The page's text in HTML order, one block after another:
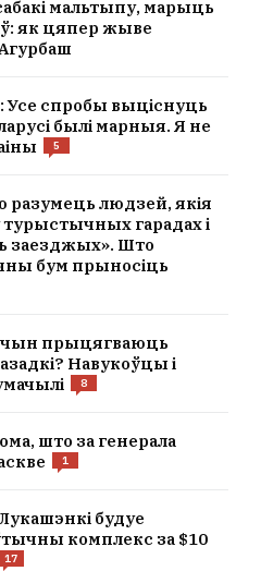
мальтыпу, марыць
як цяпер жыве
Усе спробы выціснуць
былі марныя. Я не
5
людзей, якія
гарадах і
заезджых». Што
бум прыносіць
прыцягваюць
Навукоўцы і
8
што за генерала
1
будуе
комплекс за $10
17